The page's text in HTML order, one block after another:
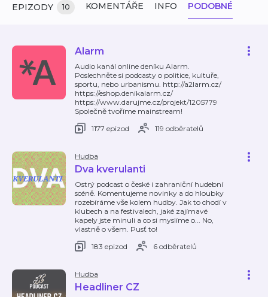
EPIZODY 10 KOMENTÁŘE INFO PODOBNÉ
Alarm
Audio kanál online deníku Alarm.
Poslechněte si podcasty o politice, kultuře,
sportu, nebo urbanismu. http://a2larm.cz/
https://eshop.denikalarm.cz/
https://www.darujme.cz/projekt/1205779
Společně tvoříme mainstream!
1177 epizod
119 odběratelů
Hudba
Dva kverulanti
Ostrý podcast o české i zahraniční hudební
scéně. Komentujeme novinky a do hloubky
rozebíráme vše kolem hudby. Jak to chodí v
klubech a na festivalech, jaké zajímavé
kapely jste minuli a co si myslíme o... No,
vlastně o všem. Pusť to!
183 epizod
6 odběratelů
Hudba
Headliner CZ